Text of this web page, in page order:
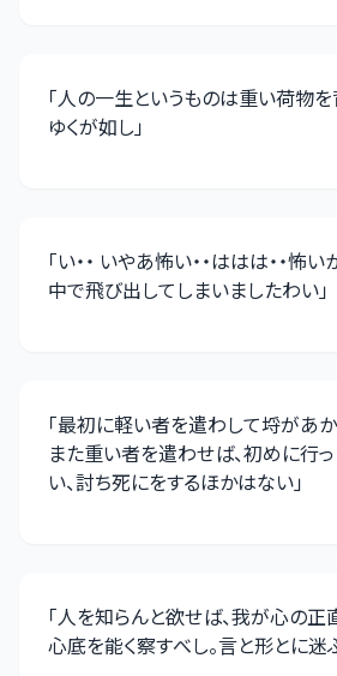
「人の一生というものは重い荷物
ゆくが如し」
「い・・ いやあ怖い・・ははは・・怖
中で飛び出してしまいましたわい」
「最初に軽い者を遣わして埒があか
また重い者を遣わせば、初めに行
い、討ち死にをするほかはない」
「人を知らんと欲せば、我が心の正
心底を能く察すべし。言と形とに迷